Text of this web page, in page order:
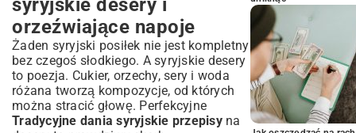
orzeźwiające napoje
Żaden syryjski posiłek nie jest kompletny
bez czegoś słodkiego. A syryjskie desery
to poezja. Cukier, orzechy, sery i woda
różana tworzą kompozycje, od których
można stracić głowę. Perfekcyjne
Tradycyjne dania syryjskie przepisyna